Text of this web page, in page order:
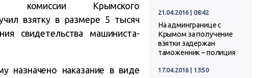
комиссии Крымского
взятку в размере 5 тысяч
свидетельства машиниста-
назначено наказание в виде
21.04.2016 | 08:42
На админгранице с
Крымом за получение
взятки задержан
таможенник – полиция
17.04.2016 | 13:50